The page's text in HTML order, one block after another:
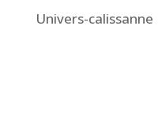
Univers-calissanne